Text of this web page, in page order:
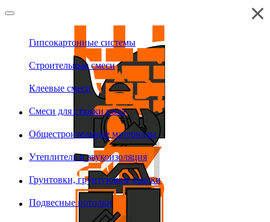
Гипсокартонные системы
Строительные смеси
Клеевые смеси
Смеси для стяжки пола
Общестроительные материалы
Утеплитель и звукоизоляция
Грунтовки, грунтующие краски
Подвесные потолки